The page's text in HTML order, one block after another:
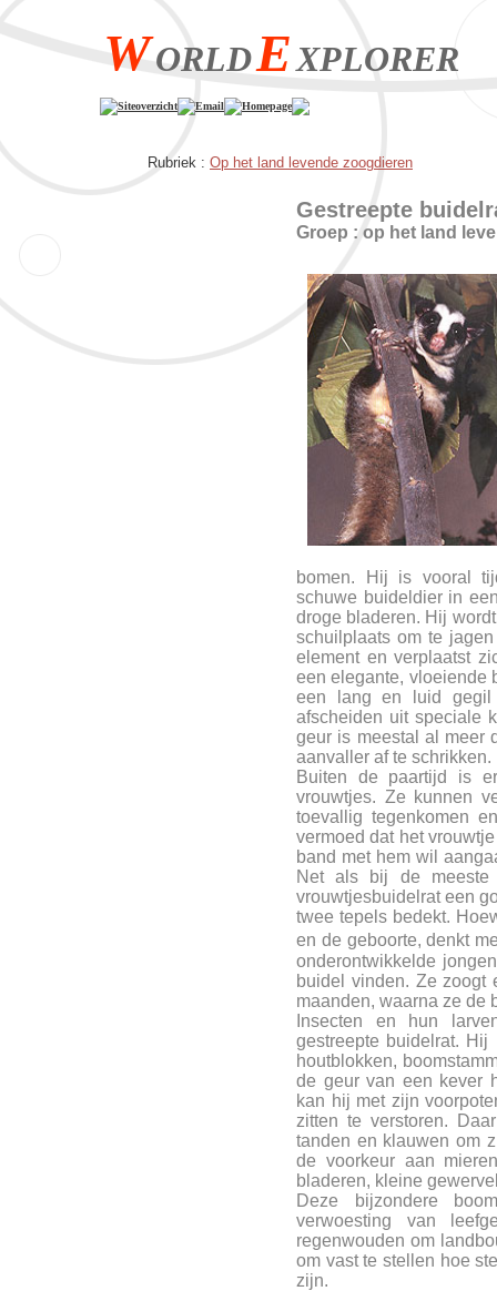
WORLDEXPLORER
Siteoverzicht Email Homepage
Rubriek : Op het land levende zoogdieren
Gestreepte
Groep : op het land
bomen. Hij is vooral
schuwe buideldier in
droge bladeren. Hij
schuilplaats om te
element en verplaatst
een elegante, vloeiende
een lang en luid
afscheiden uit speciale
geur is meestal al meer
aanvaller af te schrikken.
Buiten de paartijd is
vrouwtjes. Ze kunnen
toevallig tegenkomen
vermoed dat het
band met hem wil
Net als bij de meeste
vrouwtjesbuidelrat een
twee tepels bedekt.
en de geboorte, denkt
onderontwikkelde
buidel vinden. Ze zoogt
maanden, waarna ze de
Insecten en hun
gestreepte buidelrat.
houtblokken,
de geur van een kever
kan hij met zijn
zitten te verstoren.
tanden en klauwen om
de voorkeur aan
bladeren, kleine
Deze bijzondere
verwoesting van
regenwouden om
om vast te stellen hoe
zijn.